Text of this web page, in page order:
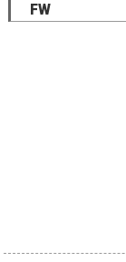
FW